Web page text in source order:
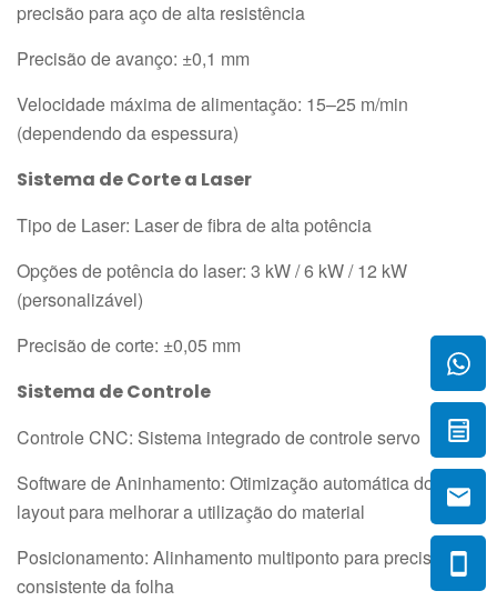
precisão para aço de alta resistência
Precisão de avanço: ±0,1 mm
Velocidade máxima de alimentação: 15–25 m/min
(dependendo da espessura)
Sistema de Corte a Laser
Tipo de Laser: Laser de fibra de alta potência
Opções de potência do laser: 3 kW / 6 kW / 12 kW
(personalizável)
Precisão de corte: ±0,05 mm
Sistema de Controle
Controle CNC: Sistema integrado de controle servo
Software de Aninhamento: Otimização automática do
layout para melhorar a utilização do material
Posicionamento: Alinhamento multiponto para precisão
consistente da folha